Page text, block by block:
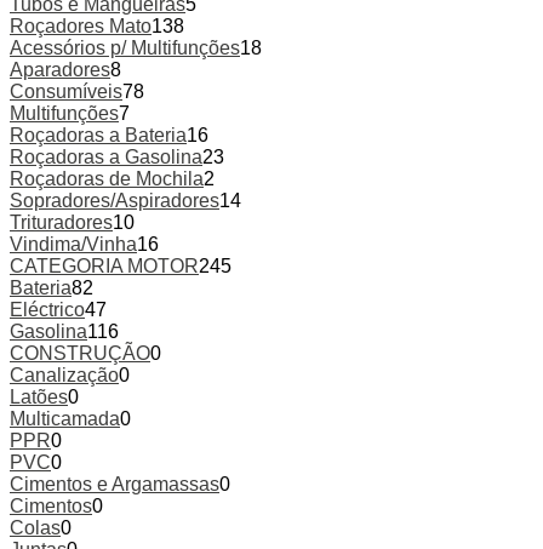
Tubos e Mangueiras5
Roçadores Mato138
Acessórios p/ Multifunções18
Aparadores8
Consumíveis78
Multifunções7
Roçadoras a Bateria16
Roçadoras a Gasolina23
Roçadoras de Mochila2
Sopradores/Aspiradores14
Trituradores10
Vindima/Vinha16
CATEGORIA MOTOR245
Bateria82
Eléctrico47
Gasolina116
CONSTRUÇÃO0
Canalização0
Latões0
Multicamada0
PPR0
PVC0
Cimentos e Argamassas0
Cimentos0
Colas0